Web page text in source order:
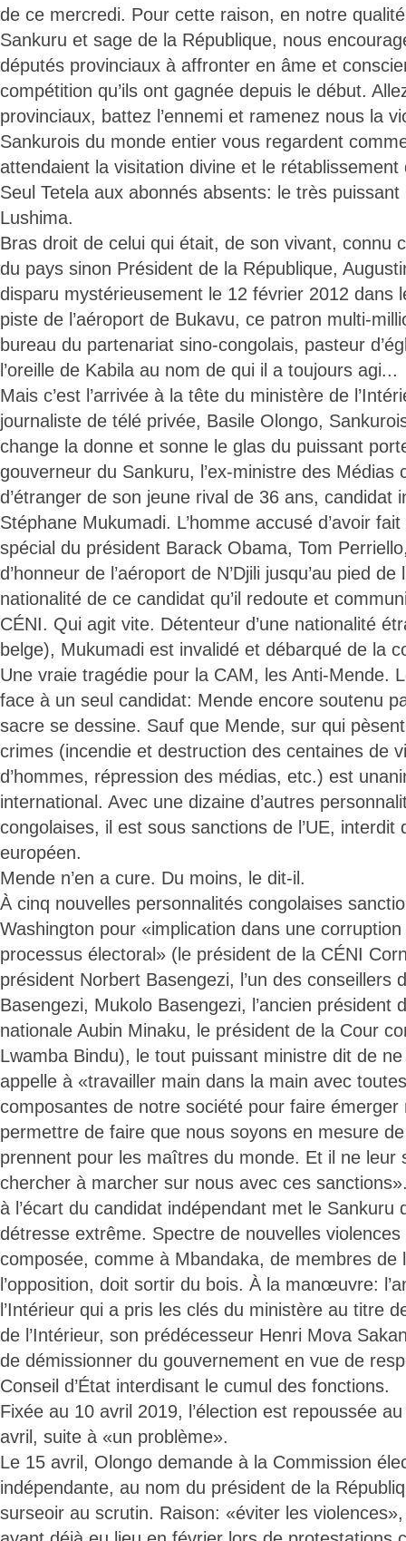
de ce mercredi. Pour cette raison, en notre
Sankuru et sage de la République, nous
députés provinciaux à affronter en âme et
compétition qu’ils ont gagnée depuis le début.
provinciaux, battez l’ennemi et ramenez nous la
Sankurois du monde entier vous regardent
attendaient la visitation divine et le
Seul Tetela aux abonnés absents: le très
Lushima.
Bras droit de celui qui était, de son vivant, connu
du pays sinon Président de la République,
disparu mystérieusement le 12 février 2012 dans
piste de l’aéroport de Bukavu, ce patron multi-
bureau du partenariat sino-congolais, pasteur
l’oreille de Kabila au nom de qui il a toujours agi...
Mais c’est l’arrivée à la tête du ministère de
journaliste de télé privée, Basile Olongo,
change la donne et sonne le glas du puissant
gouverneur du Sankuru, l’ex-ministre des Médias
d’étranger de son jeune rival de 36 ans, candidat
Stéphane Mukumadi. L’homme accusé d’avoir
spécial du président Barack Obama, Tom
d’honneur de l’aéroport de N’Djili jusqu’au pied
nationalité de ce candidat qu’il redoute et
CÉNI. Qui agit vite. Détenteur d’une nationalité
belge), Mukumadi est invalidé et débarqué de la
Une vraie tragédie pour la CAM, les Anti-Mende.
face à un seul candidat: Mende encore soutenu
sacre se dessine. Sauf que Mende, sur qui
crimes (incendie et destruction des centaines de
d’hommes, répression des médias, etc.) est
international. Avec une dizaine d’autres
congolaises, il est sous sanctions de l’UE, interdit
européen.
Mende n’en a cure. Du moins, le dit-il.
À cinq nouvelles personnalités congolaises
Washington pour «implication dans une
processus électoral» (le président de la CÉNI
président Norbert Basengezi, l’un des conseillers
Basengezi, Mukolo Basengezi, l’ancien président
nationale Aubin Minaku, le président de la Cour
Lwamba Bindu), le tout puissant ministre dit de
appelle à «travailler main dans la main avec
composantes de notre société pour faire
permettre de faire que nous soyons en mesure
prennent pour les maîtres du monde. Et il ne leur
chercher à marcher sur nous avec ces
à l’écart du candidat indépendant met le Sankuru
détresse extrême. Spectre de nouvelles violences
composée, comme à Mbandaka, de membres de
l’opposition, doit sortir du bois. À la manœuvre:
l’Intérieur qui a pris les clés du ministère au titre
de l’Intérieur, son prédécesseur Henri Mova
de démissionner du gouvernement en vue de
Conseil d’État interdisant le cumul des fonctions.
Fixée au 10 avril 2019, l’élection est repoussée
avril, suite à «un problème».
Le 15 avril, Olongo demande à la Commission
indépendante, au nom du président de la
surseoir au scrutin. Raison: «éviter les